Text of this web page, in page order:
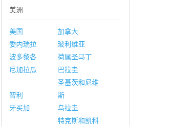
美洲
美国
加拿大
委内瑞拉
玻利维亚
波多黎各
荷属圣马丁
尼加拉瓜
巴拉圭
智利
圣基茨和尼维
斯
牙买加
乌拉圭
特克斯和凯科